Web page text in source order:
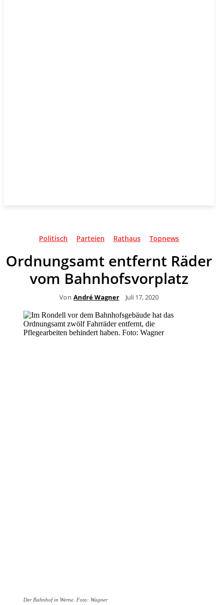
Politisch Parteien Rathaus Topnews
Ordnungsamt entfernt Räder
vom Bahnhofsvorplatz
Von André Wagner Juli 17, 2020
Der Bahnhof in Werne. Foto: Wagner